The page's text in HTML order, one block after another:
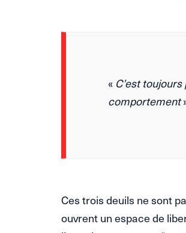
« C’est
comportement
Ces trois deuils ne sont
ouvrent un espace de